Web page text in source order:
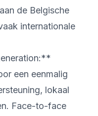
de Belgische
internationale
een eenmalig
lokaal
Face-to-face